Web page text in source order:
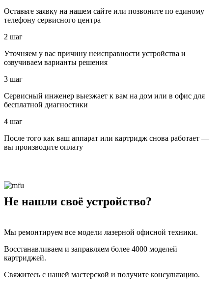
Оставьте заявку на нашем сайте или позвоните по единому
телефону сервисного центра
2 шаг
Уточняем у вас причину неисправности устройства и
озвучиваем варианты решения
3 шаг
Сервисный инженер выезжает к вам на дом или в офис для
бесплатной диагностики
4 шаг
После того как ваш аппарат или картридж снова работает —
вы производите оплату
Не нашли своё устройство?
Мы ремонтируем все модели лазерной офисной техники.
Восстанавливаем и заправляем более 4000 моделей
картриджей.
Свяжитесь с нашей мастерской и получите консультацию.